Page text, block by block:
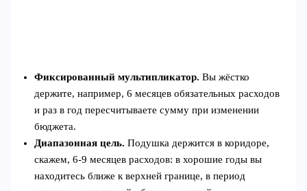
Фиксированный мультипликатор. Вы жёстко
держите, например, 6 месяцев обязательных расходов
и раз в год пересчитываете сумму при изменении
бюджета.
Диапазонная цель. Подушка держится в коридоре,
скажем, 6-9 месяцев расходов: в хорошие годы вы
находитесь ближе к верхней границе, в период